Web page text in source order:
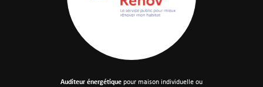
Auditeur énergétiquepour maison individuelleou